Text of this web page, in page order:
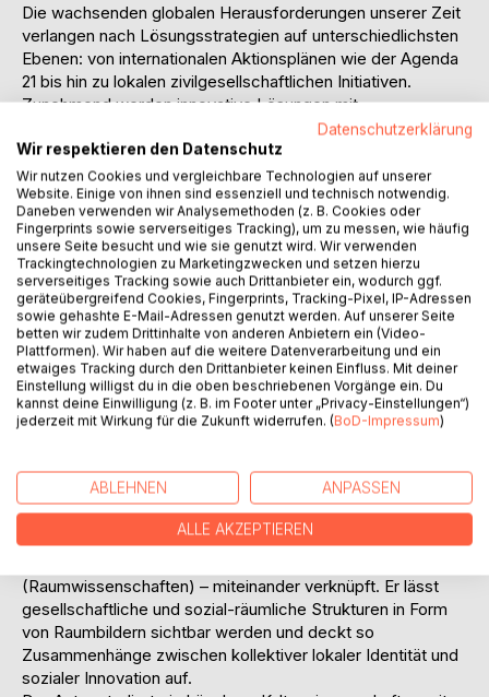
Die wachsenden globalen Herausforderungen unserer Zeit
verlangen nach Lösungsstrategien auf unterschiedlichsten
Ebenen: von internationalen Aktionsplänen wie der Agenda
21 bis hin zu lokalen zivilgesellschaftlichen Initiativen.
Zunehmend werden innovative Lösungen mit
gesellschaftlichem Mehrwert auch aus wirtschaftlicher
Perspektive interessant – Sozialunternehmer machen
soziale Innovationen zum Geschäftsmodell und lösen damit
lokale Problemstellungen.
Doch welche Wechselwirkungen bestehen zwischen solch
einer Innovation und ihrem räumlichen und
gesellschaftlichen Kontext? In welcher Weise sind Social
Entrepreneurs als handelnde Individuen in diesen Kontext
eingebunden? Warum sind die räumlichen Aspekte beim
Verständnis gesellschaftlicher Strukturen überhaupt von so
großer Bedeutung? Inwieweit können soziale Innovationen
gesellschaftliches Handeln verändern?
Der Autor greift all diese Fragen auf und untersucht sie an
einem ganz konkreten Beispiel einer sozialen Innovation in
außergewöhnliche, kulturwissenschaftliche und
interdisziplinäre Forschungsperspektive ein, indem er drei
Forschungsfelder – Social-Entrepreneurship-Forschung
(Wirtschaftswissenschaften), Handlungstheorie
(Raumwissenschaften) – miteinander verknüpft. Er lässt
gesellschaftliche und sozial-räumliche Strukturen in Form
von Raumbildern sichtbar werden und deckt so
Zusammenhänge zwischen kollektiver lokaler Identität und
sozialer Innovation auf.
Datenschutzerklärung
Wir respektieren den Datenschutz
Wir nutzen Cookies und vergleichbare Technologien auf unserer
Website. Einige von ihnen sind essenziell und technisch notwendig.
Daneben verwenden wir Analysemethoden (z. B. Cookies oder
Fingerprints sowie serverseitiges Tracking), um zu messen, wie häufig
unsere Seite besucht und wie sie genutzt wird. Wir verwenden
Trackingtechnologien zu Marketingzwecken und setzen hierzu
serverseitiges Tracking sowie auch Drittanbieter ein, wodurch ggf.
geräteübergreifend Cookies, Fingerprints, Tracking-Pixel, IP-Adressen
sowie gehashte E-Mail-Adressen genutzt werden. Auf unserer Seite
betten wir zudem Drittinhalte von anderen Anbietern ein (Video-
Plattformen). Wir haben auf die weitere Datenverarbeitung und ein
etwaiges Tracking durch den Drittanbieter keinen Einfluss. Mit deiner
Einstellung willigst du in die oben beschriebenen Vorgänge ein. Du
kannst deine Einwilligung (z. B. im Footer unter „Privacy-Einstellungen“)
jederzeit mit Wirkung für die Zukunft widerrufen. (BoD-Impressum)
ABLEHNEN ANPASSEN
ALLE AKZEPTIEREN